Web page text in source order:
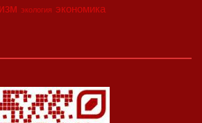
экология экономика